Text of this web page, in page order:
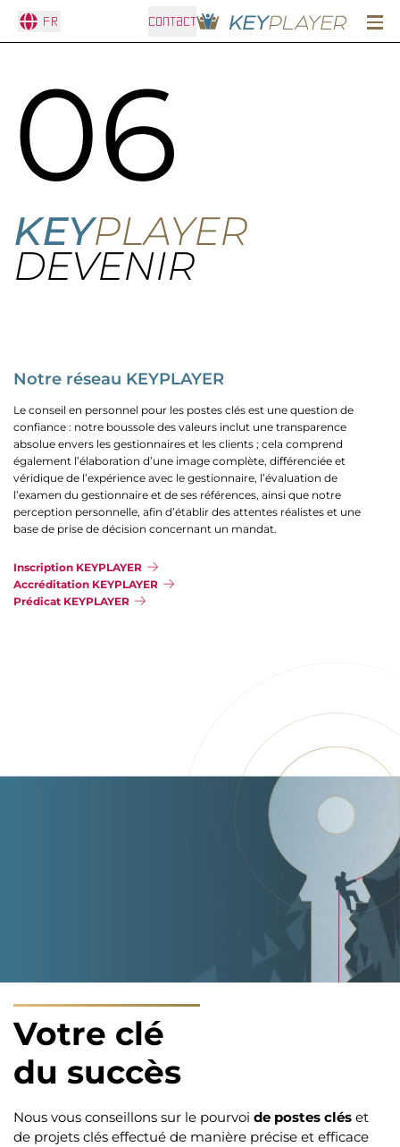
Fr CONTACT
06
KEYPLAYER
DEVENIR
Notre réseau KEYPLAYER
Le conseil en personnel pour les postes clés est une question de
confiance : notre boussole des valeurs inclut une transparence
absolue envers les gestionnaires et les clients ; cela comprend
également l’élaboration d’une image complète, différenciée et
véridique de l’expérience avec le gestionnaire, l’évaluation de
l’examen du gestionnaire et de ses références, ainsi que notre
perception personnelle, afin d’établir des attentes réalistes et une
base de prise de décision concernant un mandat.
Inscription KEYPLAYER
Accréditation KEYPLAYER
Prédicat KEYPLAYER
Votre clé
du succès
Nous vous conseillons sur le pourvoi de postes clés et
de projets clés effectué de manière précise et efficace